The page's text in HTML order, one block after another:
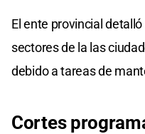
El ente provincial
sectores de la las
debido a tareas de
Cortes